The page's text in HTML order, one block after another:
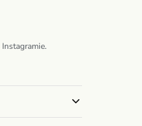
Instagramie.